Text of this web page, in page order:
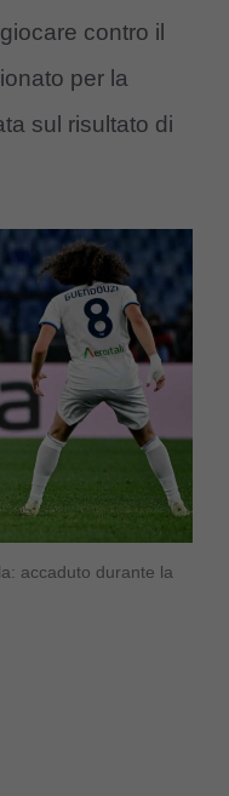
contro il
per la
sul risultato di
accaduto durante la